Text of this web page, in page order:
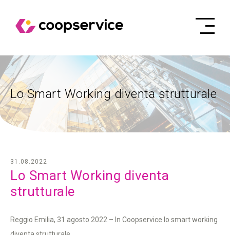
Lo Smart Working diventa strutturale
Lo Smart Working diventa
strutturale
31.08.2022
Reggio Emilia, 31 agosto 2022 – In Coopservice lo smart working